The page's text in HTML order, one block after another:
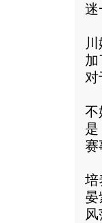
迷
加
对
不
是
赛
培
晏